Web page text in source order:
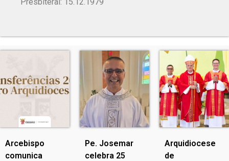
Arcebispo
comunica
Pe. Josemar
celebra 25
Arquidiocese
de